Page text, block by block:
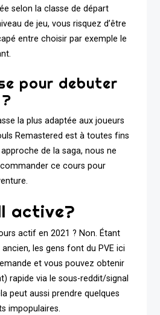
selon la classe de départ
de jeu, vous risquez d’être
entre choisir par exemple le
pour debuter
la plus adaptée aux joueurs
Remastered est à toutes fins
de la saga, nous ne
ce cours pour
active?
actif en 2021 ? Non. Étant
les gens font du PVE ici
et vous pouvez obtenir
rapide via le sous-reddit/signal
peut aussi prendre quelques
impopulaires.